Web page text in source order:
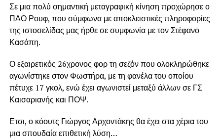
Σε μια πολύ σημαντική μεταγραφική κίνηση προχώρησε ο
ΠΑΟ Ρουφ, που σύμφωνα με αποκλειστικές πληροφορίες
της ιστοσελίδας μας ήρθε σε συμφωνία με τον Στέφανο
Κασάπη.
Ο εξαιρετικός 26χρονος φορ τη σεζόν που ολοκληρώθηκε
αγωνίστηκε στον Φωστήρα, με τη φανέλα του οποίου
πέτυχε 17 γκολ, ενώ έχει αγωνιστεί μεταξύ άλλων σε ΓΣ
Καισαριανής και ΠΟΨ.
Ετσι, ο κόουτς Γιώργος Αρχοντάκης θα έχει στα χέρια του
μια σπουδαία επιθετική λύση…